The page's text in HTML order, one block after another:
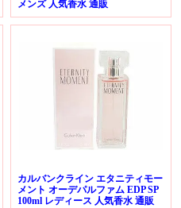
メンズ 人気香水 通販
カルバンクライン エタニティモー
メント オーデパルファム EDP SP
100ml レディース 人気香水 通販